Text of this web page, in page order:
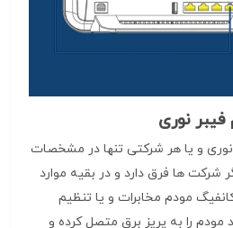
نوری
و یا هر شرکتی تنها در مشخصات
شرکت ها فرق دارد و در بقیه موارد
مودم مخابرات و یا تنظیم
مودم را به پریز برق متصل کرده و